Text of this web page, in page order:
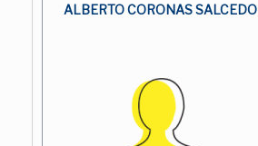
ALBERTO CORONAS SALCEDO